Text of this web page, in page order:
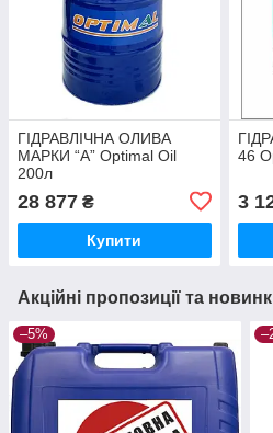
ГІДРАВЛІЧНА ОЛИВА
МАРКИ “А” Optimal Oil
200л
28 877 ₴
Купити
46
3
Акційні пропозиції та
–5%